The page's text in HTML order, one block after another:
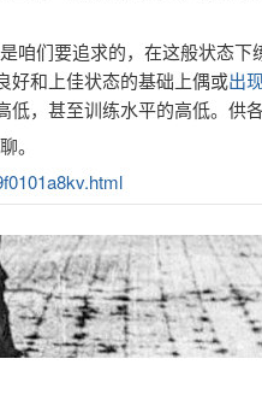
咱们要追求的，在这般状态下
好和上佳状态的基础上偶或出
，甚至训练水平的高低。供各
。